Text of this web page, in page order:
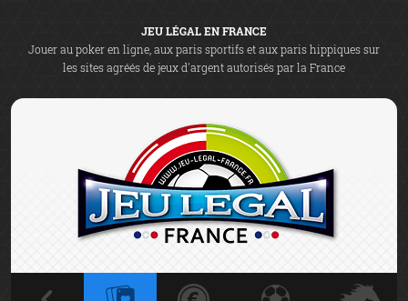
JEU LÉGAL EN FRANCE
Jouer au poker en ligne, aux paris sportifs et aux paris hippiques sur
les sites agréés de jeux d'argent autorisés par la France